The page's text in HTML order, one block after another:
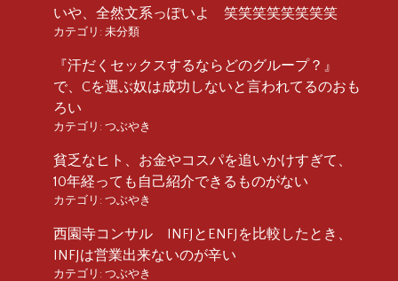
いや、全然文系っぽいよ 笑笑笑笑笑笑笑笑
カテゴリ: 未分類
『汗だくセックスするならどのグループ？』
で、Cを選ぶ奴は成功しないと言われてるのおも
ろい
カテゴリ: つぶやき
貧乏なヒト、お金やコスパを追いかけすぎて、
10年経っても自己紹介できるものがない
カテゴリ: つぶやき
西園寺コンサル INFJとENFJを比較したとき、
INFJは営業出来ないのが辛い
カテゴリ: つぶやき